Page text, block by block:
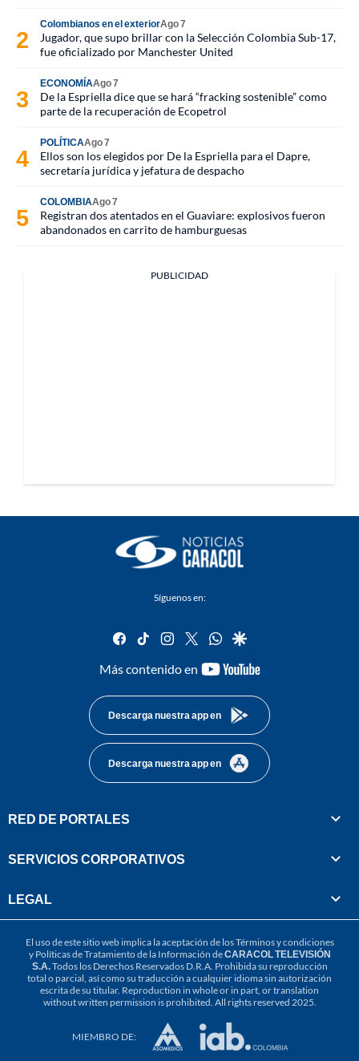
Colombianos en el exteriorAgo 7
Jugador, que supo brillar con la Selección Colombia Sub-17,
fue oficializado por Manchester United
ECONOMÍAAgo 7
De la Espriella dice que se hará “fracking sostenible” como
parte de la recuperación de Ecopetrol
POLÍTICAAgo 7
Ellos son los elegidos por De la Espriella para el Dapre,
secretaría jurídica y jefatura de despacho
COLOMBIAAgo 7
Registran dos atentados en el Guaviare: explosivos fueron
abandonados en carrito de hamburguesas
PUBLICIDAD
Síguenos en:
facebook
tiktok instagram
twitterwhatsapp
google
Más contenido en
youtube-
Descarga nuestra app en
Descarga nuestra app en
RED DE PORTALES
SERVICIOS CORPORATIVOS
LEGAL
El uso de este sitio web implica la aceptación de losTérminos y condiciones
y Políticas de Tratamiento de la Información deCARACOL TELEVISIÓN
S.A.Todos los Derechos Reservados D.R.A. Prohibida su reproducción
total o parcial, así como su traducción a cualquier idioma sin autorización
escrita de su titular. Reproduction in whole or in part, or translation
without written permission is prohibited. All rights reserved 2025.
MIEMBRO DE: